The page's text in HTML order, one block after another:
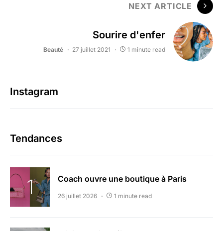
NEXT ARTICLE
Sourire d'enfer
Beauté 27 juillet 2021 1 minute read
Instagram
Tendances
Coach ouvre une boutique à Paris
26 juillet 2026 1 minute read